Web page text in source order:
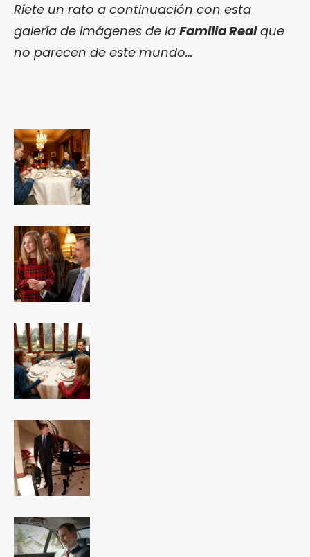
Ríete un rato a continuación con esta
galería de imágenes de la Familia Realque
no parecen de este mundo…